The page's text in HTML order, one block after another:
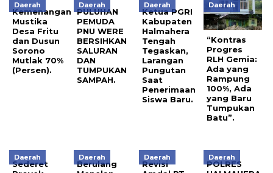
Daerah
Kemenangan
Mustika
Desa Fritu
dan Dusun
Sorono
Mutlak 70%
(Persen).
Daerah
PULUHAN
PEMUDA
PNU WERE
BERSIHKAN
SALURAN
DAN
TUMPUKAN
SAMPAH.
Daerah
Ketua PGRI
Kabupaten
Halmahera
Tengah
Tegaskan,
Larangan
Pungutan
Saat
Penerimaan
Siswa Baru.
Daerah
“Kontras
Progres
RLH Gemia:
Ada yang
Rampung
100%, Ada
yang Baru
Tumpukan
Batu”.
Daerah
Sederet
Daerah
Berulang
Daerah
Revisi
Daerah
POLRES